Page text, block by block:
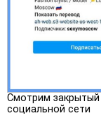
Смотрим закрытый
социальной сети